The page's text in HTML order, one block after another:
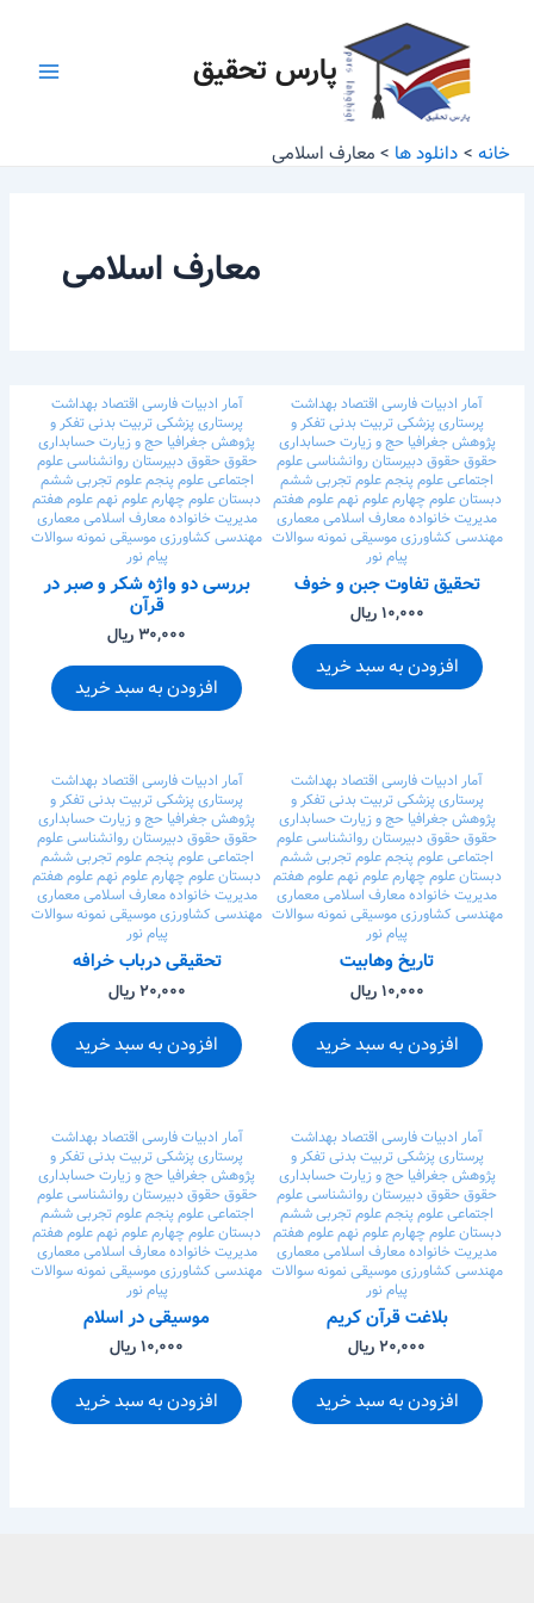
پارس تحقیق
خانه دانلود ها معارف اسلامی
معارف اسلامی
آمار ادبیات فارسی اقتصادبهداشت
پرستاریپزشکیتربیت بدنیتفکر و
پژوهشجغرافیاحج و زیارتحسابداری
حقوقحقوقدبیرستانروانشناسیعلوم
اجتماعیعلوم پنجمعلوم تجربی ششم
دبستانعلوم چهارمعلوم نهمعلوم هفتم
مدیریت خانوادهمعارف اسلامیمعماری
مهندسی کشاورزیموسیقینمونه سوالات
پیام نور
تحقیق تفاوت جبن و خوف
۱۰,۰۰۰ ریال
افزودن به سبد خرید
آمار ادبیات فارسی اقتصادبهداشت
پرستاریپزشکیتربیت بدنیتفکر و
پژوهشجغرافیا حج و زیارتحسابداری
حقوقحقوقدبیرستانروانشناسیعلوم
اجتماعیعلوم پنجمعلوم تجربی ششم
دبستانعلوم چهارمعلوم نهمعلوم هفتم
مدیریت خانوادهمعارف اسلامیمعماری
مهندسی کشاورزیموسیقینمونه سوالات
پیام نور
بررسی دو واژه شکر و صبر در
قرآن
۳۰,۰۰۰ ریال
افزودن به سبد خرید
آمار ادبیات فارسی اقتصادبهداشت
پرستاریپزشکیتربیت بدنیتفکر و
پژوهشجغرافیاحج و زیارتحسابداری
حقوقحقوقدبیرستانروانشناسیعلوم
اجتماعیعلوم پنجمعلوم تجربی ششم
دبستانعلوم چهارمعلوم نهمعلوم هفتم
مدیریت خانوادهمعارف اسلامیمعماری
مهندسی کشاورزیموسیقینمونه سوالات
پیام نور
تاریخ وهابیت
۱۰,۰۰۰ ریال
افزودن به سبد خرید
آمار ادبیات فارسی اقتصادبهداشت
پرستاریپزشکیتربیت بدنیتفکر و
پژوهشجغرافیا حج و زیارتحسابداری
حقوقحقوقدبیرستانروانشناسیعلوم
اجتماعیعلوم پنجمعلوم تجربی ششم
دبستانعلوم چهارمعلوم نهمعلوم هفتم
مدیریت خانوادهمعارف اسلامیمعماری
مهندسی کشاورزیموسیقینمونه سوالات
پیام نور
تحقیقی درباب خرافه
۲۰,۰۰۰ ریال
افزودن به سبد خرید
آمار ادبیات فارسی اقتصادبهداشت
پرستاریپزشکیتربیت بدنیتفکر و
پژوهشجغرافیاحج و زیارتحسابداری
حقوقحقوقدبیرستانروانشناسیعلوم
اجتماعیعلوم پنجمعلوم تجربی ششم
دبستانعلوم چهارمعلوم نهمعلوم هفتم
مدیریت خانوادهمعارف اسلامیمعماری
مهندسی کشاورزیموسیقینمونه سوالات
پیام نور
بلاغت قرآن کریم
۲۰,۰۰۰ ریال
افزودن به سبد خرید
آمار ادبیات فارسی اقتصادبهداشت
پرستاریپزشکیتربیت بدنیتفکر و
پژوهشجغرافیا حج و زیارتحسابداری
حقوقحقوقدبیرستانروانشناسیعلوم
اجتماعیعلوم پنجمعلوم تجربی ششم
دبستانعلوم چهارمعلوم نهمعلوم هفتم
مدیریت خانوادهمعارف اسلامیمعماری
مهندسی کشاورزیموسیقینمونه سوالات
پیام نور
موسیقی در اسلام
۱۰,۰۰۰ ریال
افزودن به سبد خرید